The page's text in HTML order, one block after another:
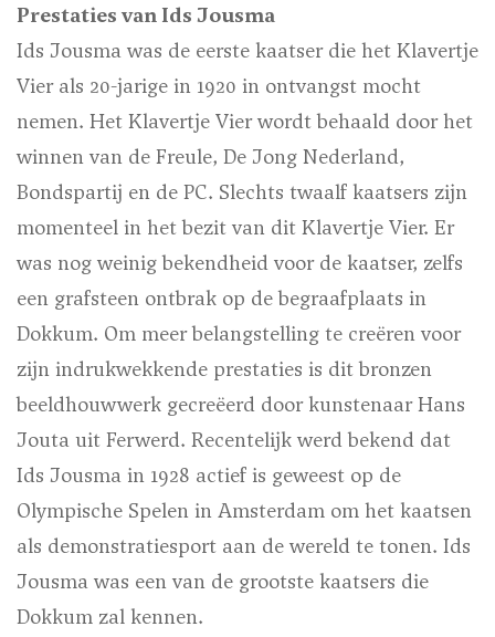
Prestaties van Ids Jousma
Ids Jousma was de eerste kaatser die het Klavertje
Vier als 20-jarige in 1920 in ontvangst mocht
nemen. Het Klavertje Vier wordt behaald door het
winnen van de Freule, De Jong Nederland,
Bondspartij en de PC. Slechts twaalf kaatsers zijn
momenteel in het bezit van dit Klavertje Vier. Er
was nog weinig bekendheid voor de kaatser, zelfs
een grafsteen ontbrak op de begraafplaats in
Dokkum. Om meer belangstelling te creëren voor
zijn indrukwekkende prestaties is dit bronzen
beeldhouwwerk gecreëerd door kunstenaar Hans
Jouta uit Ferwerd. Recentelijk werd bekend dat
Ids Jousma in 1928 actief is geweest op de
Olympische Spelen in Amsterdam om het kaatsen
als demonstratiesport aan de wereld te tonen. Ids
Jousma was een van de grootste kaatsers die
Dokkum zal kennen.